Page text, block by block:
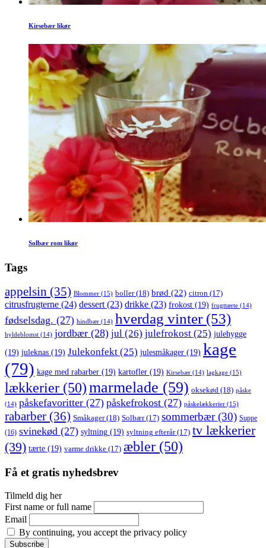
Kirsebær likør
Solbær rom likør
Tags
appelsin (35) Blommer (15) boller(18) brød (22) citron (17)
citrusfrugterne (24) dessert (23) drikke (23) frokost (19) frugttærte (14)
fødselsdag. (27) hindbær (14) hverdag vinter(53)
hyldeblomst (14) jordbær (28) jul (26) julefrokost (25) julehygge
(19) juleknas (19) Julekonfekt (25) julesmåkager (19) kage
(79) kage med rabarber (19) kartofler (19) Kirsebær (14) lagkage (15)
lækkerier (50)marmelade (59) oksekød (18) påske
(14) påskefavoritter (27) påskefrokost (27) påskelækkerier (15)
rabarber (36) Småkager(18) Solbær(17) sommerbær(30) Suppe
(16) svinekød (27) syltning (19) syltning efterår(17) tv lækkerier
(39) tærte (19) varme drikke (17) æbler (50)
Få et gratis nyhedsbrev
Tilmeld dig her
First name or full name
Email
By continuing, you accept the privacy policy